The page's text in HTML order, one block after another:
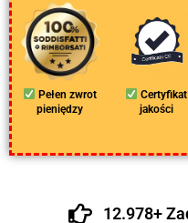
Pełen zwrot
pieniędzy
Certyfikat
jakości
12.978+